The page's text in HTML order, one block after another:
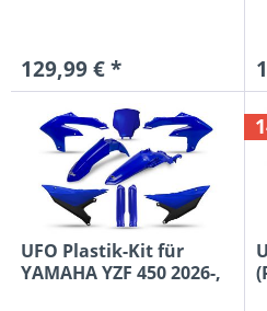
129,99 € *
UFO Plastik-Kit für
YAMAHA YZF 450 2026-,